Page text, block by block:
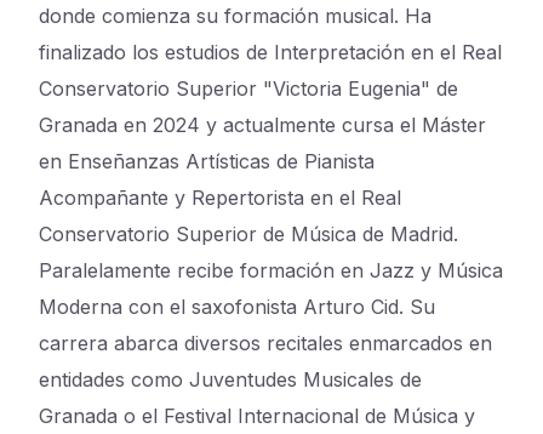
donde comienza su formación musical. Ha
finalizado los estudios de Interpretación en el Real
Conservatorio Superior "Victoria Eugenia" de
Granada en 2024 y actualmente cursa el Máster
en Enseñanzas Artísticas de Pianista
Acompañante y Repertorista en el Real
Conservatorio Superior de Música de Madrid.
Paralelamente recibe formación en Jazz y Música
Moderna con el saxofonista Arturo Cid. Su
carrera abarca diversos recitales enmarcados en
entidades como Juventudes Musicales de
Granada o el Festival Internacional de Música y